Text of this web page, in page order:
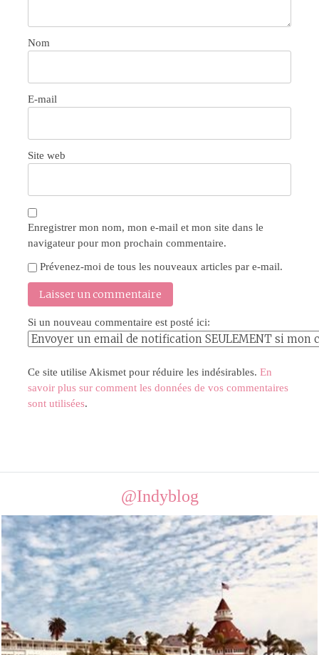
Nom
E-mail
Site web
Enregistrer mon nom, mon e-mail et mon site dans le
navigateur pour mon prochain commentaire.
Prévenez-moi de tous les nouveaux articles par e-mail.
Si un nouveau commentaire est posté ici:
Ce site utilise Akismet pour réduire les indésirables. En
savoir plus sur comment les données de vos commentaires
sont utilisées.
@Indyblog